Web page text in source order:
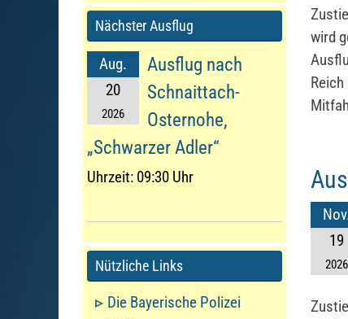
wird
19
2026
Nächster Ausflug
Aug.
20
2026
Ausflug nach
Schnaittach-
Osternohe,
„Schwarzer Adler“
Uhrzeit: 09:30 Uhr
Nützliche Links
Die Bayerische Polizei